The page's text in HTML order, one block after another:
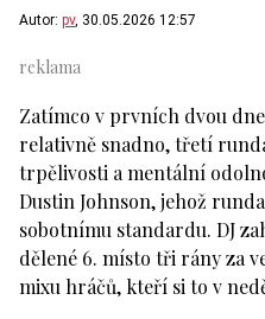
Autor: pv, 30.05.2026 12:57
Zatímco v prvních dvou
relativně snadno, třetí
trpělivosti a mentální
Dustin Johnson, jehož
sobotnímu standardu. DJ
dělené 6. místo tři rány za
mixu hráčů, kteří si to v